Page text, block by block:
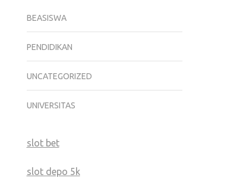
BEASISWA
PENDIDIKAN
UNCATEGORIZED
UNIVERSITAS
slot bet
slot depo 5k